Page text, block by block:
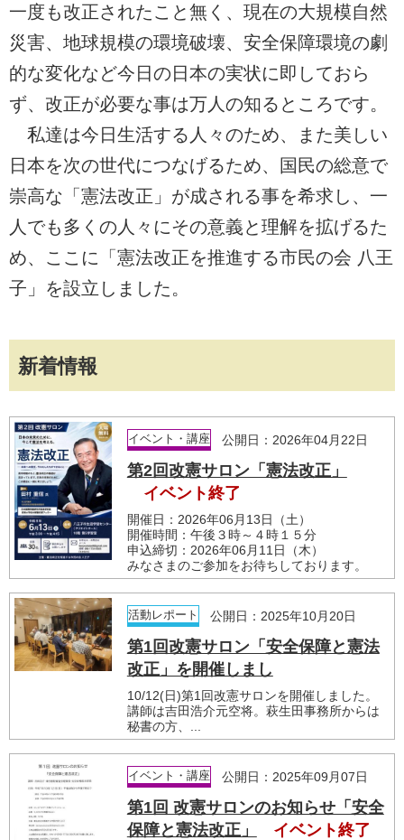
一度も改正されたこと無く、現在の大規模自然
災害、地球規模の環境破壊、安全保障環境の劇
的な変化など今日の日本の実状に即しておら
ず、改正が必要な事は万人の知るところです。
私達は今日生活する人々のため、また美しい
日本を次の世代につなげるため、国民の総意で
崇高な「憲法改正」が成される事を希求し、一
人でも多くの人々にその意義と理解を拡げるた
め、ここに「憲法改正を推進する市民の会 八王
子」を設立しました。
新着情報
イベント・講座 公開日：2026年04月22日
第2回改憲サロン「憲法改正」
イベント終了
開催日：2026年06月13日（土）
開催時間：午後３時～４時１５分
申込締切：2026年06月11日（木）
みなさまのご参加をお待ちしております。
活動レポート 公開日：2025年10月20日
第1回改憲サロン「安全保障と憲法
改正」を開催しまし
10/12(日)第1回改憲サロンを開催しました。
講師は吉田浩介元空将。萩生田事務所からは
秘書の方、...
イベント・講座 公開日：2025年09月07日
第1回 改憲サロンのお知らせ「安全
保障と憲法改正」
イベント終了